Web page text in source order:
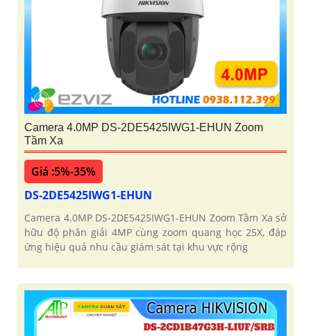
Camera 4.0MP DS-2DE5425IWG1-EHUN Zoom
Tầm Xa
Giá :5%-35%
DS-2DE5425IWG1-EHUN
Camera 4.0MP DS-2DE5425IWG1-EHUN Zoom Tầm Xa sở
hữu độ phân giải 4MP cùng zoom quang học 25X, đáp
ứng hiệu quả nhu cầu giám sát tại khu vực rộng